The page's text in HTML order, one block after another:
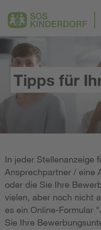
Tipps für
In jeder Stellenanzeige
Ansprechpartner / eine
oder die Sie Ihre
vielen, aber noch nicht
es ein Online-Formular
Sie Ihre